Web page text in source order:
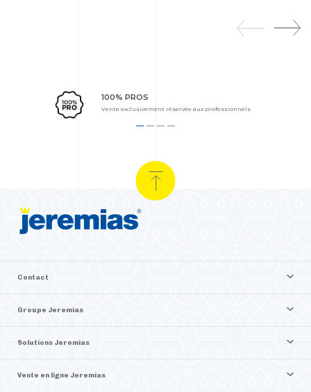
100% PROS
Vente exclusivement réservée aux professionnels
Contact
Groupe Jeremias
Solutions Jeremias
Vente en ligne Jeremias